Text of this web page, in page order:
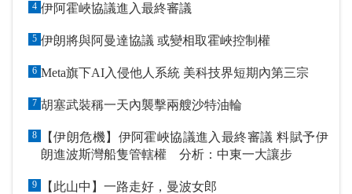
4 伊阿霍峽協議進入最終審議
5 伊朗將與阿曼達協議 或變相取霍峽控制權
6 Meta旗下AI入侵他人系統 美科技界短期內第三宗
7 胡塞武裝稱一天內襲擊兩艘沙特油輪
8
【伊朗危機】伊阿霍峽協議進入最終審議 料賦予伊
朗進波斯灣船隻管轄權 分析：中東一大讓步
9 【此山中】一路走好，曼波女郎